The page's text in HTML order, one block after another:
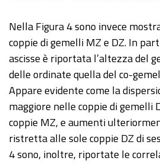
Nella Figura 4 sono invece
coppie di gemelli MZ e DZ. In
ascisse è riportata l’altezza del
delle ordinate quella del co-
Appare evidente come la
maggiore nelle coppie di gemelli
coppie MZ, e aumenti
ristretta alle sole coppie DZ di
4 sono, inoltre, riportate le